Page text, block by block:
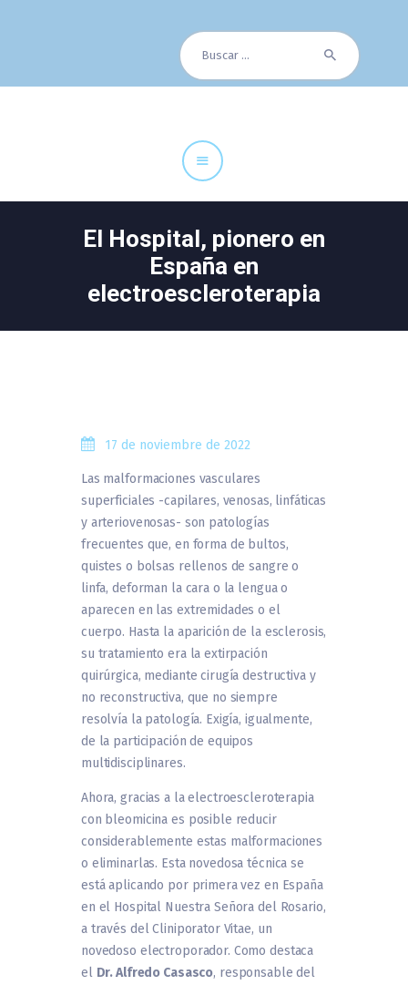
Buscar:
El Hospital, pionero en
España en
electroescleroterapia
Cuadro Médico
Especialidades
17 de noviembre de 2022
Las malformaciones vasculares
superficiales -capilares, venosas, linfáticas
y arteriovenosas- son patologías
frecuentes que, en forma de bultos,
quistes o bolsas rellenos de sangre o
linfa, deforman la cara o la lengua o
aparecen en las extremidades o el
cuerpo. Hasta la aparición de la esclerosis,
su tratamiento era la extirpación
quirúrgica, mediante cirugía destructiva y
no reconstructiva, que no siempre
resolvía la patología. Exigía, igualmente,
de la participación de equipos
multidisciplinares.
Ahora, gracias a la electroescleroterapia
con bleomicina es posible reducir
considerablemente estas malformaciones
o eliminarlas. Esta novedosa técnica se
está aplicando por primera vez en España
en el Hospital Nuestra Señora del Rosario,
a través del Cliniporator Vitae, un
novedoso electroporador. Como destaca
el Dr. Alfredo Casasco, responsable del